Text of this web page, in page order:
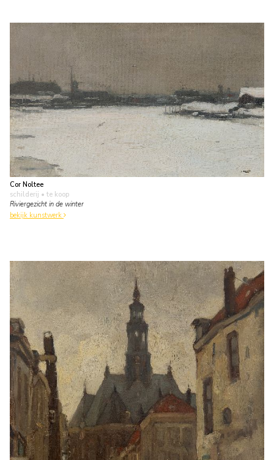
Cor Noltee
schilderij • te koop
Riviergezicht in de winter
bekijk kunstwerk